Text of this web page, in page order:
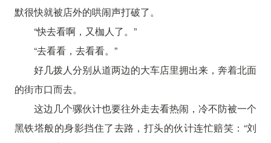
默很快就被店外的哄闹声打破了。
“快去看啊，又枷人了。”
“去看看，去看看。”
好几拨人分别从道两边的大车店里拥出来，奔着北面
的街市口而去。
这边几个骡伙计也要往外走去看热闹，冷不防被一个
黑铁塔般的身影挡住了去路，打头的伙计连忙赔笑：“刘